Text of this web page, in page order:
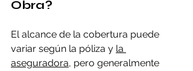
Obra?
El alcance de la cobertura puede
variar según la póliza y la
aseguradora, pero generalmente